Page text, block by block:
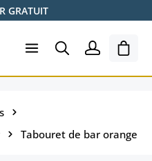
GRATUIT
Le
Tabouret de bar orange